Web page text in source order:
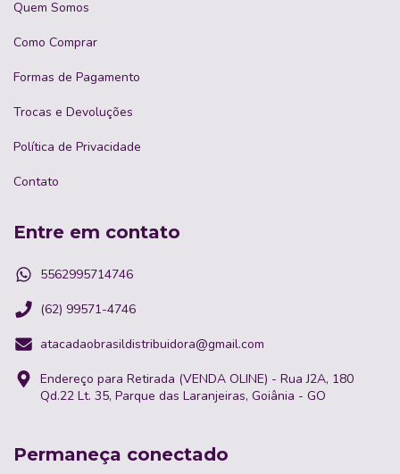
Quem Somos
Como Comprar
Formas de Pagamento
Trocas e Devoluções
Política de Privacidade
Contato
Entre em contato
5562995714746
(62) 99571-4746
atacadaobrasildistribuidora@gmail.com
Endereço para Retirada (VENDA OLINE) - Rua J2A, 180
Qd.22 Lt. 35, Parque das Laranjeiras, Goiânia - GO
Permaneça conectado